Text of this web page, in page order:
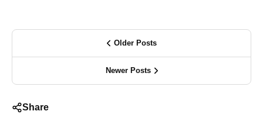
Older Posts
Newer Posts
Share